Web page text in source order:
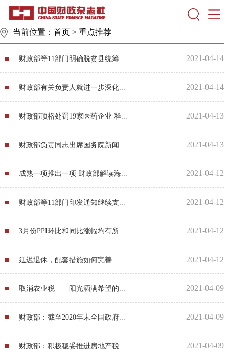
当前位置： 首页 > 重点推荐
财政部等11部门明确脱贫县统筹... 2021-04-14
财政部有关负责人就进一步深化... 2021-04-14
财政部顶格处罚19家医药企业 释... 2021-04-13
财政部负责同志出席国务院新闻... 2021-04-13
成熟一项推出一项 财政部解读海... 2021-04-12
财政部等11部门印发通知继续支... 2021-04-12
3月份PPI环比和同比涨幅均有所... 2021-04-12
延迟退休，配套措施如何完善 2021-04-12
取消农业税——阳光洒满希望的... 2021-04-09
财政部：截至2020年末全国政府... 2021-04-09
财政部：积极稳妥推进房地产税... 2021-04-09